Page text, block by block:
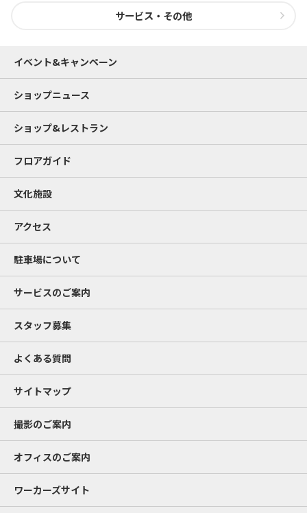
サービス・その他
イベント&キャンペーン
ショップニュース
ショップ&レストラン
フロアガイド
文化施設
アクセス
駐車場について
サービスのご案内
スタッフ募集
よくある質問
サイトマップ
撮影のご案内
オフィスのご案内
ワーカーズサイト